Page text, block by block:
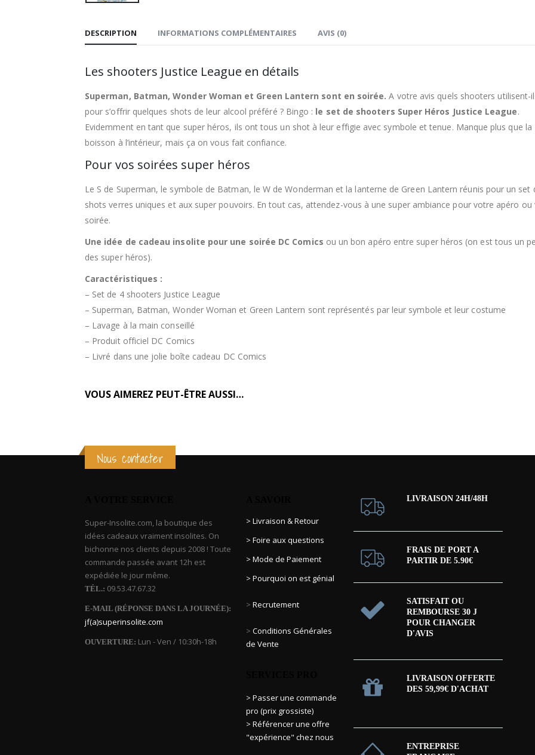
DESCRIPTION INFORMATIONS COMPLÉMENTAIRES AVIS (0)
Les shooters Justice League en détails
Superman, Batman, Wonder Woman et Green Lantern sont en soirée. A votre avis quels shooters utilisent-
pour s’offrir quelques shots de leur alcool préféré ? Bingo : le set de shooters Super Héros Justice League.
Evidemment en tant que super héros, ils ont tous un shot à leur effigie avec symbole et tenue. Manque plus que la
boisson à l’intérieur, mais ça on vous fait confiance.
Pour vos soirées super héros
Le S de Superman, le symbole de Batman, le W de Wonderman et la lanterne de Green Lantern réunis pour un set
shots verres uniques et aux super pouvoirs. En tout cas, attendez-vous à une super ambiance pour votre apéro ou
soirée.
Une idée de cadeau insolite pour une soirée DC Comics ou un bon apéro entre super héros (on est tous un
des super héros).
Caractéristiques :
– Set de 4 shooters Justice League
– Superman, Batman, Wonder Woman et Green Lantern sont représentés par leur symbole et leur costume
– Lavage à la main conseillé
– Produit officiel DC Comics
– Livré dans une jolie boîte cadeau DC Comics
VOUS AIMEREZ PEUT-ÊTRE AUSSI…
Nous contacter
Super-Insolite.com, la boutique des
idées cadeaux vraiment insolites. On
bichonne nos clients depuis 2008 ! Toute
commande passée avant 12h est
expédiée le jour même.
TÉL.: 09.53.47.67.32
E-MAIL (RÉPONSE DANS LA JOURNÉE):
jf(a)superinsolite.com
OUVERTURE: Lun - Ven / 10:30h-18h
> Livraison & Retour
> Foire aux questions
> Mode de Paiement
> Pourquoi on est génial
> Recrutement
> Conditions Générales
de Vente
> Passer une commande
pro (prix grossiste)
> Référencer une offre
"expérience" chez nous
LIVRAISON 24H/48H
FRAIS DE PORT A
PARTIR DE 5.90€
SATISFAIT OU
REMBOURSE 30 J
POUR CHANGER
D'AVIS
LIVRAISON OFFERTE
DES 59,99€ D'ACHAT
ENTREPRISE